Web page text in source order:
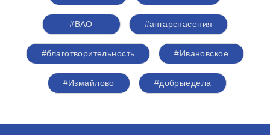
#ВАО #ангарспасения
#благотворительность #Ивановское
#Измайлово #добрыедела